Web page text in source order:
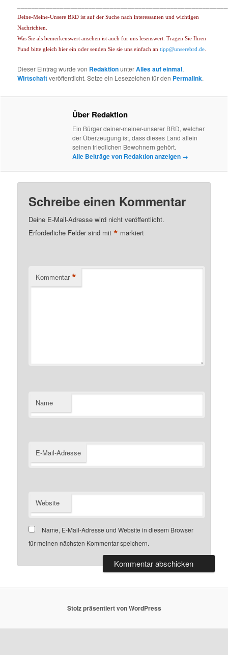
Deine-Meine-Unsere BRD ist auf der Suche nach interessanten und wichtigen
Nachrichten.
Was Sie als bemerkenswert ansehen ist auch für uns lesenswert. Tragen Sie Ihren
Fund bitte gleich hier ein oder senden Sie sie uns einfach antipp@unserebrd.de.
Dieser Eintrag wurde von RedaktionunterAlles auf einmal,
Wirtschaftveröffentlicht. Setze ein Lesezeichen für den Permalink.
Über Redaktion
Ein Bürger deiner-meiner-unserer BRD, welcher
der Überzeugung ist, dass dieses Land allein
seinen friedlichen Bewohnern gehört.
Alle Beiträge von Redaktion anzeigen →
Schreibe einen Kommentar
Deine E-Mail-Adresse wird nicht veröffentlicht.
Erforderliche Felder sind mit* markiert
Kommentar *
Name
E-Mail-Adresse
Website
Name, E-Mail-Adresse und Website in diesem Browser
für meinen nächsten Kommentar speichern.
Stolz präsentiert von WordPress